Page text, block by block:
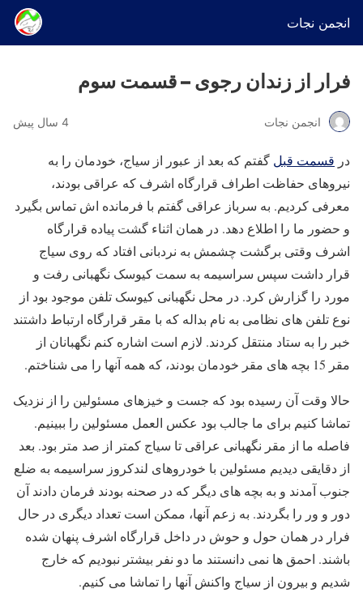
انجمن نجات
فرار از زندان رجوی – قسمت سوم
انجمن نجات 4 سال پیش
در قسمت قبل گفتم که بعد از عبور از سیاج، خودمان را به
نیروهای حفاظت اطراف قرارگاه اشرف که عراقی بودند،
معرفی کردیم. به سرباز عراقی گفتم با فرمانده اش تماس بگیرد
و حضور ما را اطلاع دهد. در همان اثناء گشت پیاده قرارگاه
اشرف وقتی برگشت چشمش به نردبانی افتاد که روی سیاج
قرار داشت سپس سراسیمه به سمت کیوسک نگهبانی رفت و
مورد را گزارش کرد. در محل نگهبانی کیوسک تلفن موجود بود از
نوع تلفن های نظامی به نام بداله که با مقر قرارگاه ارتباط داشتند
خبر را به ستاد منتقل کردند. لازم است اشاره کنم نگهبانان از
مقر 15 بچه های مقر خودمان بودند، که همه آنها را می شناختم.
حالا وقت آن رسیده بود که جست و خیزهای مسئولین را از نزدیک
تماشا کنیم برای ما جالب بود عکس العمل مسئولین را ببینیم.
فاصله ما از مقر نگهبانی عراقی تا سیاج کمتر از صد متر بود. بعد
از دقایقی دیدیم مسئولین با خودروهای لندکروز سراسیمه به ضلع
جنوب آمدند و به بچه های دیگر که در صحنه بودند فرمان دادند آن
دور و ور را بگردند. به زعم آنها، ممکن است تعداد دیگری در حال
فرار در همان حول و حوش در داخل قرارگاه اشرف پنهان شده
باشند. احمق ها نمی دانستند ما دو نفر بیشتر نبودیم که خارج
شدیم و بیرون از سیاج واکنش آنها را تماشا می کنیم.